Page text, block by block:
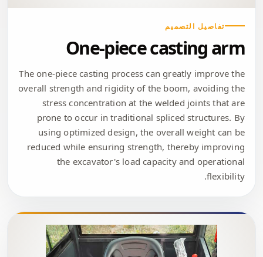
تفاصيل التصميم
One-piece casting arm
The one-piece casting process can greatly improve the
overall strength and rigidity of the boom, avoiding the
stress concentration at the welded joints that are
prone to occur in traditional spliced ​​structures. By
using optimized design, the overall weight can be
reduced while ensuring strength, thereby improving
the excavator's load capacity and operational
flexibility.